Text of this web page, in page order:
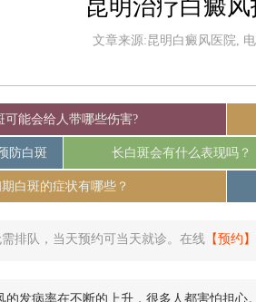
昆明治疗白癜
文章来源:昆明白癜风医院, 电
可能会给人带哪些伤害?
防白斑 长白斑会有什么表现吗？
白斑的症状有哪些？
需排队，当天预约可当天就诊。在线 【预约】
的发病率在不断的上升，很多人都害怕担